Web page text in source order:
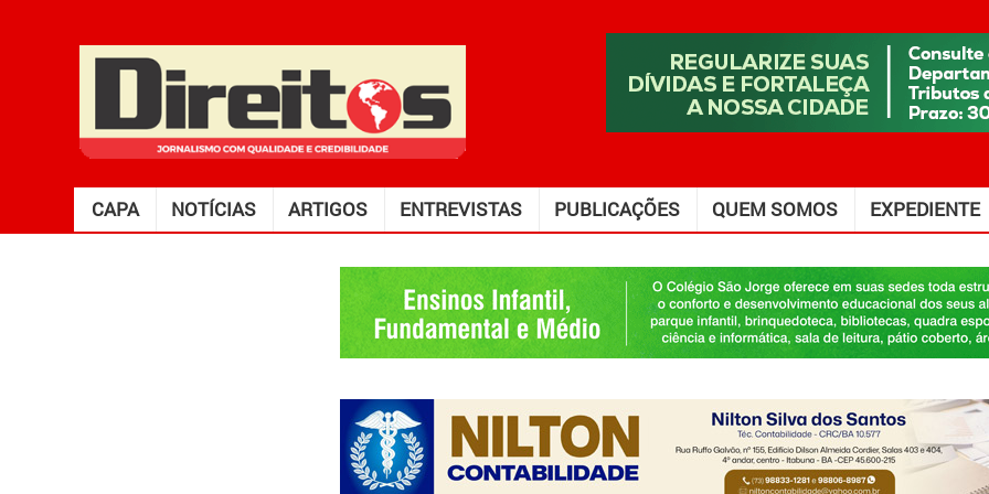
CAPA NOTÍCIAS ARTIGOS ENTREVISTAS PUBLICAÇÕES QUEM SOMOS EXPEDIENTE